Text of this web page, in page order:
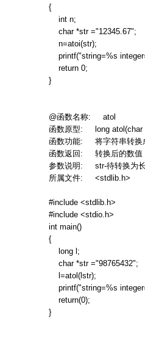
{
int n;
char *str ="12345.67";
n=atoi(str);
printf("string=%s
return 0;
}
@函数名称: atol
函数原型: long atol(char
函数功能: 将字符串转换
函数返回: 转换后的数值
参数说明: str-待转换为
所属文件: <stdlib.h>
#include <stdlib.h>
#include <stdio.h>
int main()
{
long l;
char *str ="98765432";
l=atol(lstr);
printf("string=%s
return(0);
}